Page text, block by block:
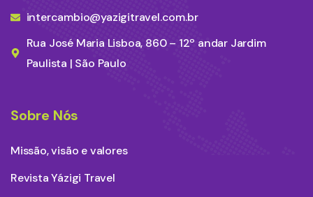
intercambio@yazigitravel.com.br
Rua José Maria Lisboa, 860 – 12º andar Jardim
Paulista | São Paulo
Sobre Nós
Missão, visão e valores
Revista Yázigi Travel